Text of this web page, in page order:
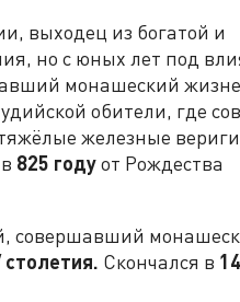
выходец из богатой и
но с юных лет под
монашеский
обители, где
железные
825 годуот Рождества
совершавший
столетия. Скончался в